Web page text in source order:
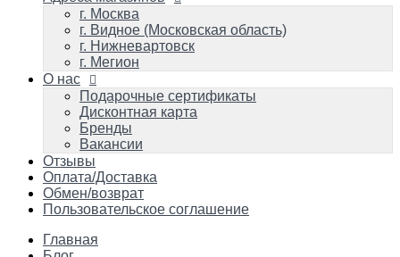
г. Москва
г. Видное (Московская область)
г. Нижневартовск
г. Мегион
О нас
Подарочные сертификаты
Дисконтная карта
Бренды
Вакансии
Отзывы
Оплата/Доставка
Обмен/возврат
Пользовательское соглашение
Главная